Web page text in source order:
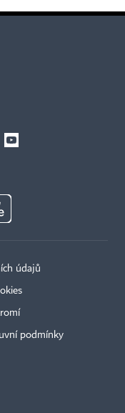
údajů
podmínky